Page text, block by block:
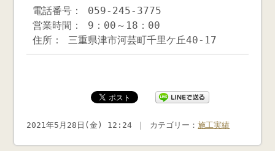
電話番号： 059-245-3775
営業時間： 9：00～18：00
住所： 三重県津市河芸町千里ケ丘40-17
2021年5月28日(金) 12:24 ｜ カテゴリー：施工実績